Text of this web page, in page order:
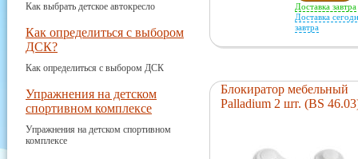
Как выбрать детское автокресло
Как определиться с выбором
ДСК?
Как определиться с выбором ДСК
Упражнения на детском
спортивном комплексе
Упражнения на детском спортивном
комплексе
Доставка завтра
Доставка
завтра
Блокиратор мебельный
Palladium 2 шт. (BS